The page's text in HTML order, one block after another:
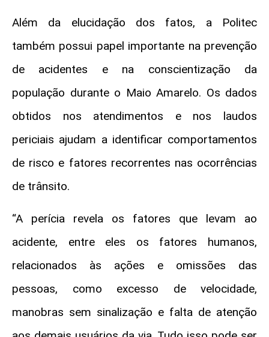
Além da elucidação dos fatos, a Politec
também possui papel importante na prevenção
de acidentes e na conscientização da
população durante o Maio Amarelo. Os dados
obtidos nos atendimentos e nos laudos
periciais ajudam a identificar comportamentos
de risco e fatores recorrentes nas ocorrências
de trânsito.
“A perícia revela os fatores que levam ao
acidente, entre eles os fatores humanos,
relacionados às ações e omissões das
pessoas, como excesso de velocidade,
manobras sem sinalização e falta de atenção